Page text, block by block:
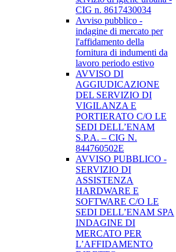
CIG n. 8617430034
Avviso pubblico -
indagine di mercato per
l'affidamento della
fornitura di indumenti da
lavoro periodo estivo
AVVISO DI
AGGIUDICAZIONE
DEL SERVIZIO DI
VIGILANZA E
PORTIERATO C/O LE
SEDI DELL’ENAM
S.P.A. – CIG N.
844760502E
AVVISO PUBBLICO -
SERVIZIO DI
ASSISTENZA
HARDWARE E
SOFTWARE C/O LE
SEDI DELL’ENAM SPA
INDAGINE DI
MERCATO PER
L’AFFIDAMENTO